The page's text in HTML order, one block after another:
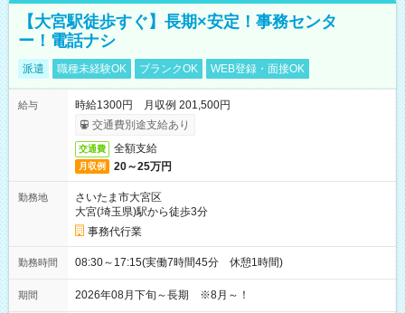
【大宮駅徒歩すぐ】長期×安定！事務センタ
ー！電話ナシ
派遣 職種未経験OK ブランクOK WEB登録・面接OK
給与
時給1300円 月収例 201,500円
交通費別途支給あり
交通費 全額支給
月収例 20～25万円
勤務地
さいたま市大宮区
大宮(埼玉県)駅から徒歩3分
事務代行業
勤務時間 08:30～17:15(実働7時間45分 休憩1時間)
期間 2026年08月下旬～長期 ※8月～！